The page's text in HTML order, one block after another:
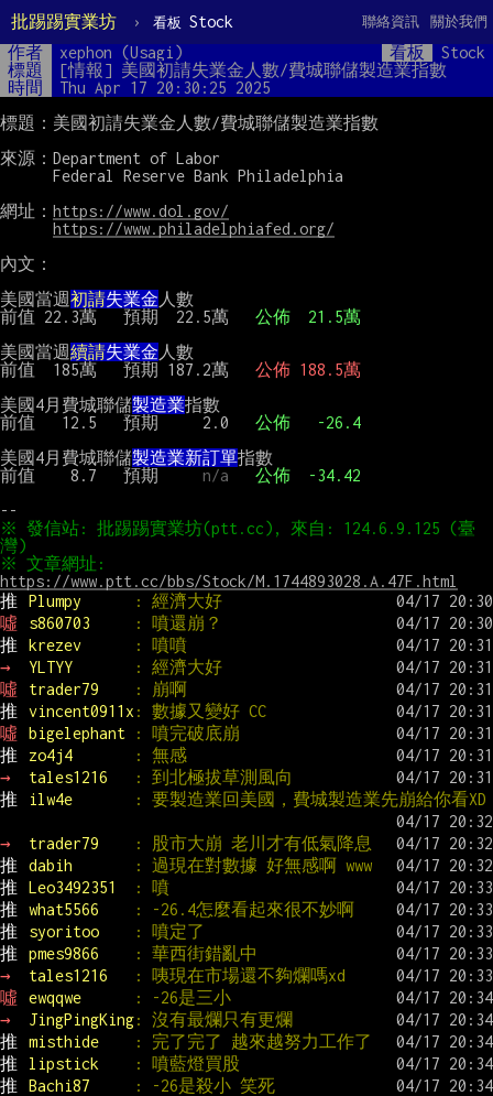
批踢踢實業坊 › 看板 Stock 關於我們
聯絡資訊
作者 xephon (Usagi) 看板
Stock
標題
[情報] 美國初請失業金人數/費城聯儲製造業指數
時間
Thu Apr 17 20:30:25 2025
標題：美國初請失業金人數/費城聯儲製造業指數
來源：Department of Labor
網址： https://www.dol.gov/
https://www.philadelphiafed.org/
內文：
美國當週初請失業金 人數
前值 22.3萬   預期  22.5萬 公佈  21.5萬
美國當週續請失業金 人數
前值  185萬   預期 187.2萬 公佈 188.5萬
美國4月費城聯儲製造業指數
前值   12.5   預期     2.0 公佈   -26.4
美國4月費城聯儲製造業新訂單指數
前值    8.7   預期 n/a
公佈  -34.42
※ 發信站: 批踢踢實業坊(ptt.cc), 來自: 124.6.9.125 (臺
https://www.ptt.cc/bbs/Stock/M.1744893028.A.47F.html
推
Plumpy
: 經濟大好
噓
s860703
: 噴還崩？
推
krezev
: 噴噴
→
YLTYY
: 經濟大好
噓
trader79
: 崩啊
推
vincent0911x : 數據又變好 CC
噓
bigelephant
: 噴完破底崩
推
zo4j4
: 無感
→
tales1216
: 到北極拔草測風向
推
ilw4e : 要製造業回美國，費城製造業先崩給你看XD
→ trader79
: 股市大崩 老川才有低氣降息
推
dabih
: 過現在對數據 好無感啊 www
推
Leo3492351
: 噴
推
what5566
: -26.4怎麼看起來很不妙啊
推
syoritoo
: 噴定了
推
pmes9866
: 華西街錯亂中
→
tales1216
: 咦現在市場還不夠爛嗎xd
噓
ewqqwe
: -26是三小
→
JingPingKing: 沒有最爛只有更爛
推
misthide
: 完了完了 越來越努力工作了
推
lipstick
: 噴藍燈買股
推
Bachi87
: -26是殺小 笑死